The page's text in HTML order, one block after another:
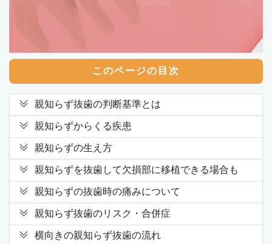
このページの目次
親知らず抜歯の判断基準とは
親知らずからくる疾患
親知らずの生え方
親知らずを抜歯して欠損部に移植できる場合も
親知らずの抜歯時の痛みについて
親知らず抜歯のリスク・合併症
横向きの親知らず抜歯の流れ